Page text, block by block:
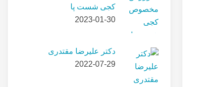
کجی شست پا
2023-01-30
دکتر علیرضا مقتدری
2022-07-29